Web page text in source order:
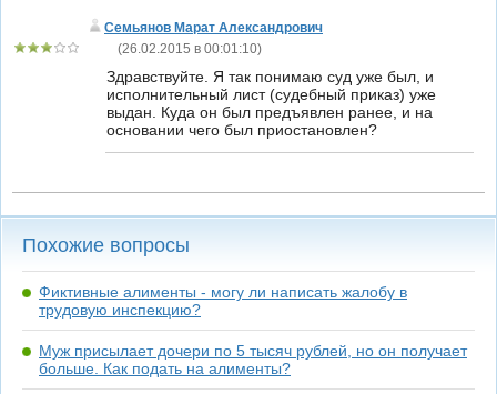
Семьянов Марат Александрович
(26.02.2015 в 00:01:10)
Здравствуйте. Я так понимаю суд уже был, и
исполнительный лист (судебный приказ) уже
выдан. Куда он был предъявлен ранее, и на
основании чего был приостановлен?
Похожие вопросы
Фиктивные алименты - могу ли написать жалобу в
трудовую инспекцию?
Муж присылает дочери по 5 тысяч рублей, но он получает
больше. Как подать на алименты?